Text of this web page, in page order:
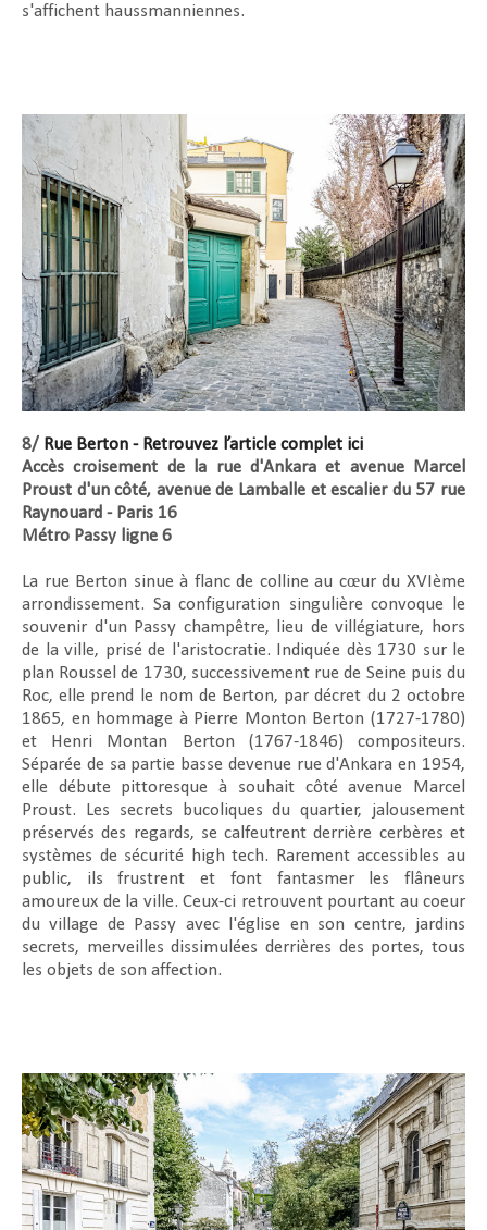
s'affichent haussmanniennes.
8/ Rue Berton - Retrouvez l’article complet ici
Accès croisement de la rue d'Ankara et avenue Marcel
Proust d'un côté, avenue de Lamballe et escalier du 57 rue
Raynouard - Paris 16
Métro Passy ligne 6
La rue Berton sinue à flanc de colline au cœur du XVIème
arrondissement. Sa configuration singulière convoque le
souvenir d'un Passy champêtre, lieu de villégiature, hors
de la ville, prisé de l'aristocratie. Indiquée dès 1730 sur le
plan Roussel de 1730, successivement rue de Seine puis du
Roc, elle prend le nom de Berton, par décret du 2 octobre
1865, en hommage à Pierre Monton Berton (1727-1780)
et Henri Montan Berton (1767-1846) compositeurs.
Séparée de sa partie basse devenue rue d'Ankara en 1954,
elle débute pittoresque à souhait côté avenue Marcel
Proust. Les secrets bucoliques du quartier, jalousement
préservés des regards, se calfeutrent derrière cerbères et
systèmes de sécurité high tech. Rarement accessibles au
public, ils frustrent et font fantasmer les flâneurs
amoureux de la ville. Ceux-ci retrouvent pourtant au coeur
du village de Passy avec l'église en son centre, jardins
secrets, merveilles dissimulées derrières des portes, tous
les objets de son affection.